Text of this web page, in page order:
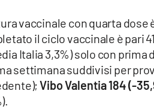
vaccinale con quarta dose
il ciclo vaccinale è pari
Italia 3,3%) solo con prima
settimana suddivisi per
Vibo Valentia 184 (-